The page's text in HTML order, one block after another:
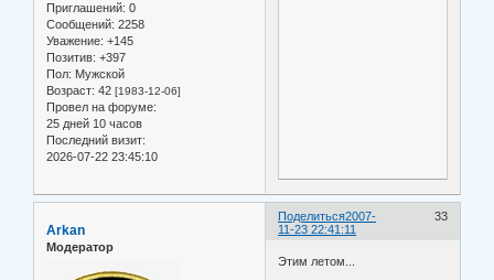
Приглашений: 0
Сообщений: 2258
Уважение: +145
Позитив: +397
Пол: Мужской
Возраст: 42 [1983-12-06]
Провел на форуме:
25 дней 10 часов
Последний визит:
2026-07-22 23:45:10
Поделиться 33
2007-
11-23 22:41:11
Arkan
Модератор
Этим летом...